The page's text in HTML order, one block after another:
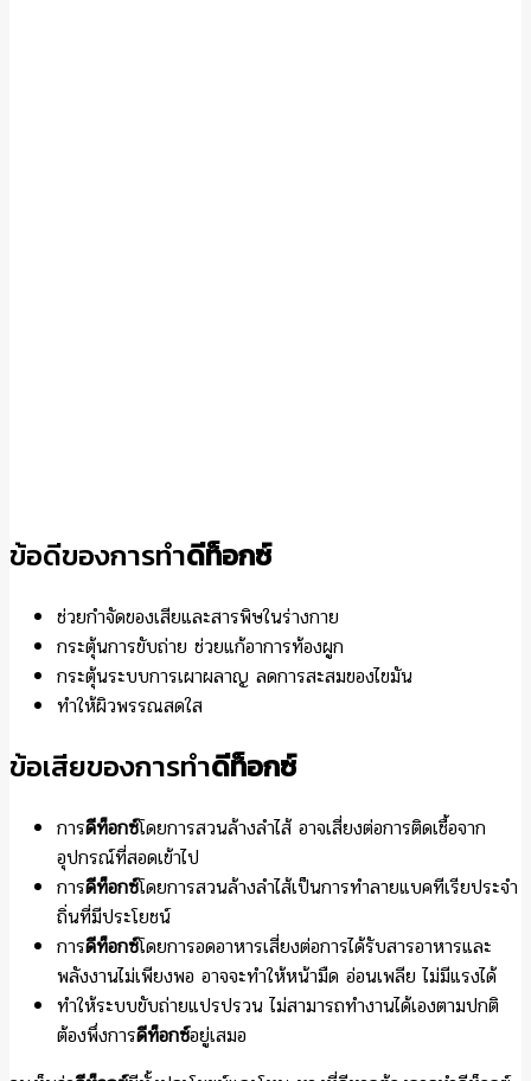
ข้อดีของการทำดีท็อกซ์
ช่วยกำจัดของเสียและสารพิษในร่างกาย
กระตุ้นการขับถ่าย ช่วยแก้อาการท้องผูก
กระตุ้นระบบการเผาผลาญ ลดการสะสมของไขมัน
ทำให้ผิวพรรณสดใส
ข้อเสียของการทำดีท็อกซ์
การดีท็อกซ์โดยการสวนล้างลำไส้ อาจเสี่ยงต่อการติดเชื้อจาก
อุปกรณ์ที่สอดเข้าไป
การดีท็อกซ์โดยการสวนล้างลำไส้เป็นการทำลายแบคทีเรียประจำ
ถิ่นที่มีประโยชน์
การดีท็อกซ์โดยการอดอาหารเสี่ยงต่อการได้รับสารอาหารและ
พลังงานไม่เพียงพอ อาจจะทำให้หน้ามืด อ่อนเพลีย ไม่มีแรงได้
ทำให้ระบบขับถ่ายแปรปรวน ไม่สามารถทำงานได้เองตามปกติ
ต้องพึ่งการดีท็อกซ์อยู่เสมอ